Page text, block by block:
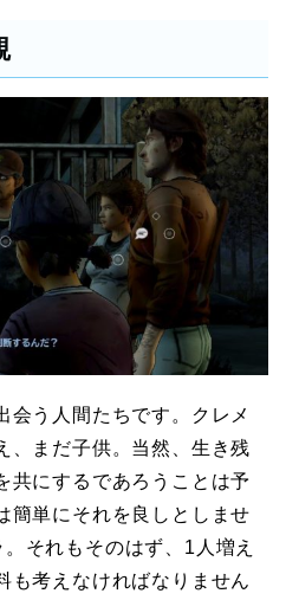
会う人間たちです。クレメ
、まだ子供。当然、生き残
共にするであろうことは予
簡単にそれを良しとしませ
それもそのはず、1人増え
も考えなければなりません